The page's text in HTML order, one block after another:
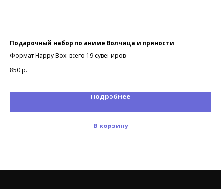
Подарочный набор по аниме Волчица и пряности
Формат Happy Box: всего 19 сувениров
850р.
Подробнее
В корзину